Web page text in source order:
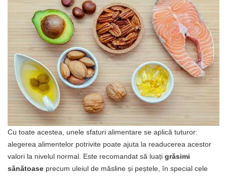
Cu toate acestea, unele sfaturi alimentare se aplică tuturor:
alegerea alimentelor potrivite poate ajuta la readucerea acestor
valori la nivelul normal. Este recomandat să luați grăsimi
sănătoase precum uleiul de măsline și peștele, în special cele